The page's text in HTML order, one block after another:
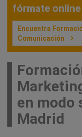
fórmate online
Encuentra
Comunicación
en modo
Madrid